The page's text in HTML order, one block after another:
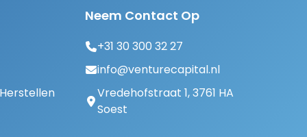
Neem Contact Op
+31 30 300 32 27
info@venturecapital.nl
Vredehofstraat 1, 3761 HA
Soest